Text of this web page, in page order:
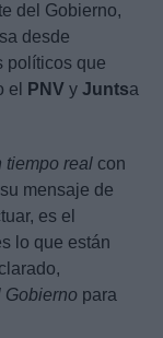
del Gobierno,
desde
políticos que
el PNV y Juntsa
tiempo real con
mensaje de
es el
lo que están
Gobierno para